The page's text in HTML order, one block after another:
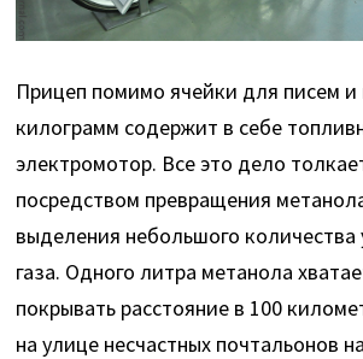
Прицеп помимо ячейки для писем и
килограмм содержит в себе
электромотор. Все это дело
посредством превращения
выделения небольшого количества
газа. Одного литра метанола
покрывать расстояние в 100
на улице несчастных почтальонов